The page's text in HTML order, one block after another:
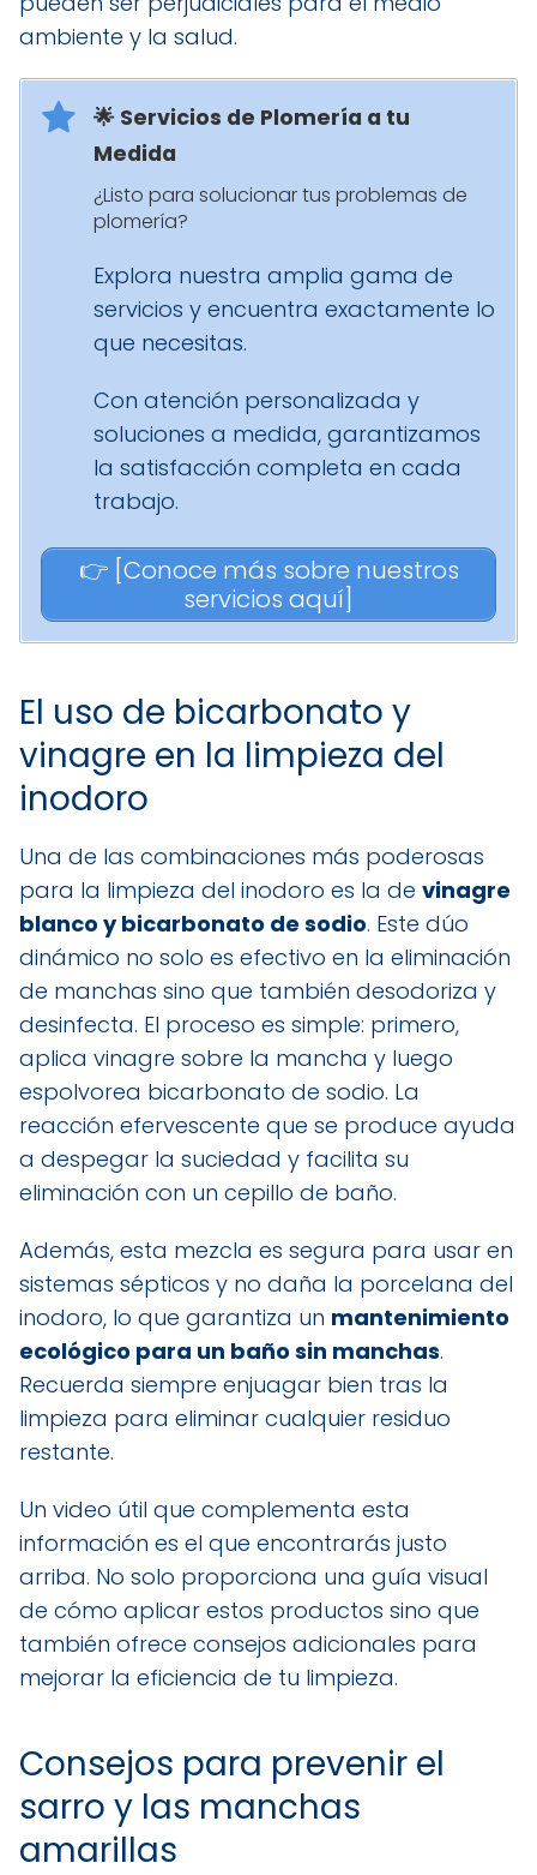
ambiente y la salud.
🌟 Servicios de Plomería a tu
Medida
¿Listo para solucionar tus problemas de
plomería?
Explora nuestra amplia gama de
servicios y encuentra exactamente lo
que necesitas.
Con atención personalizada y
soluciones a medida, garantizamos
la satisfacción completa en cada
trabajo.
👉 [Conoce más sobre nuestros
servicios aquí]
El uso de bicarbonato y
vinagre en la limpieza del
inodoro
Una de las combinaciones más poderosas
para la limpieza del inodoro es la de vinagre
blanco y bicarbonato de sodio. Este dúo
dinámico no solo es efectivo en la eliminación
de manchas sino que también desodoriza y
desinfecta. El proceso es simple: primero,
aplica vinagre sobre la mancha y luego
espolvorea bicarbonato de sodio. La
reacción efervescente que se produce ayuda
a despegar la suciedad y facilita su
eliminación con un cepillo de baño.
Además, esta mezcla es segura para usar en
sistemas sépticos y no daña la porcelana del
inodoro, lo que garantiza un mantenimiento
ecológico para un baño sin manchas.
Recuerda siempre enjuagar bien tras la
limpieza para eliminar cualquier residuo
restante.
Un video útil que complementa esta
información es el que encontrarás justo
arriba. No solo proporciona una guía visual
de cómo aplicar estos productos sino que
también ofrece consejos adicionales para
mejorar la eficiencia de tu limpieza.
Consejos para prevenir el
sarro y las manchas
amarillas